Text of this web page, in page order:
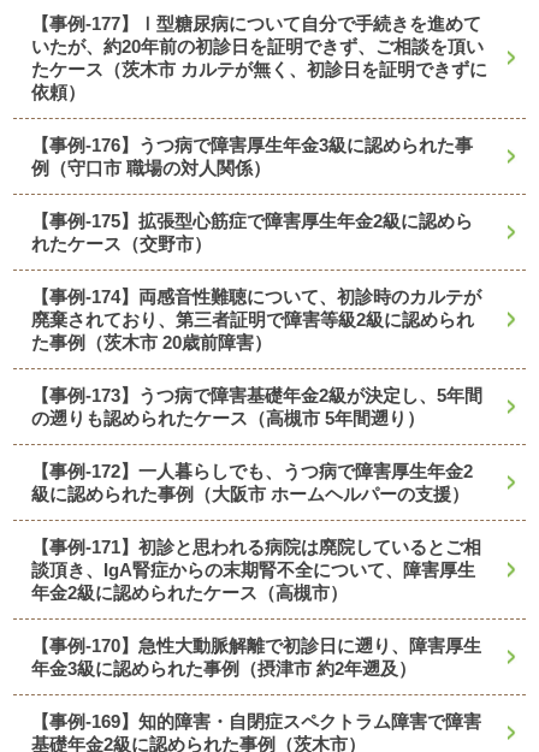
【事例-177】Ⅰ型糖尿病について自分で手続きを進めて
いたが、約20年前の初診日を証明できず、ご相談を頂い
たケース（茨木市 カルテが無く、初診日を証明できずに
依頼）
【事例-176】うつ病で障害厚生年金3級に認められた事
例（守口市 職場の対人関係）
【事例-175】拡張型心筋症で障害厚生年金2級に認めら
れたケース（交野市）
【事例-174】両感音性難聴について、初診時のカルテが
廃棄されており、第三者証明で障害等級2級に認められ
た事例（茨木市 20歳前障害）
【事例-173】うつ病で障害基礎年金2級が決定し、5年間
の遡りも認められたケース（高槻市 5年間遡り）
【事例-172】一人暮らしでも、うつ病で障害厚生年金2
級に認められた事例（大阪市 ホームヘルパーの支援）
【事例-171】初診と思われる病院は廃院しているとご相
談頂き、IgA腎症からの末期腎不全について、障害厚生
年金2級に認められたケース（高槻市）
【事例-170】急性大動脈解離で初診日に遡り、障害厚生
年金3級に認められた事例（摂津市 約2年遡及）
【事例-169】知的障害・自閉症スペクトラム障害で障害
基礎年金2級に認められた事例（茨木市）